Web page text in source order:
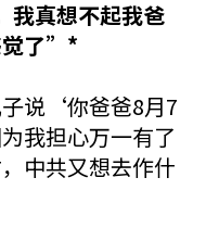
真想不起我爸
觉了”*
说‘你爸爸8月7
我担心万一有了
中共又想去作什